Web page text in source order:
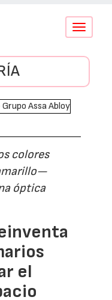
Conmutar
colores
óptica
el